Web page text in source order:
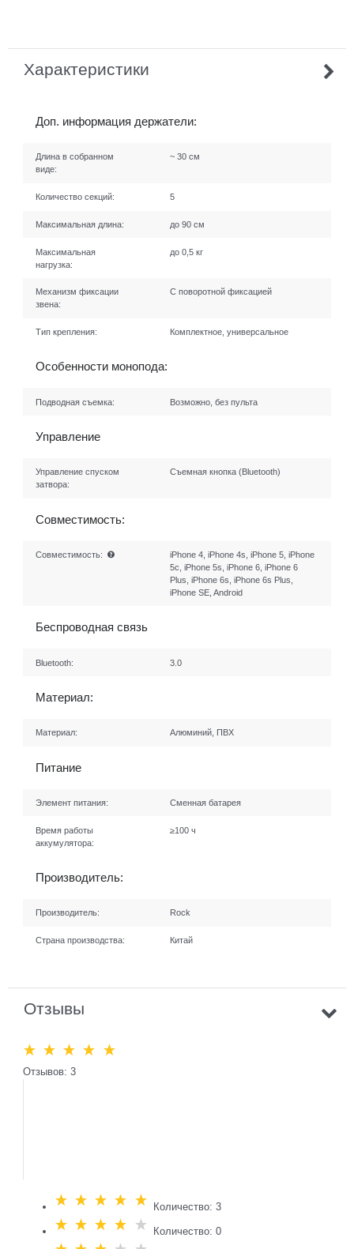
Характеристики
Доп. информация держатели:
Длина в собранном
виде:
~ 30 см
Количество секций: 5
Максимальная длина: до 90 см
Максимальная
нагрузка:
до 0,5 кг
Механизм фиксации
звена:
С поворотной фиксацией
Тип крепления: Комплектное, универсальное
Особенности монопода:
Подводная съемка: Возможно, без пульта
Управление
Управление спуском
затвора:
Съемная кнопка (Bluetooth)
Совместимость:
Совместимость:
iPhone 4, iPhone 4s, iPhone 5, iPhone
5c, iPhone 5s, iPhone 6, iPhone 6
Plus, iPhone 6s, iPhone 6s Plus,
iPhone SE, Android
Беспроводная связь
Bluetooth: 3.0
Материал:
Материал: Алюминий, ПВХ
Питание
Элемент питания: Сменная батарея
Время работы
аккумулятора:
≥100 ч
Производитель:
Производитель: Rock
Страна производства: Китай
Отзывы
Отзывов: 3
Количество: 3
Количество: 0